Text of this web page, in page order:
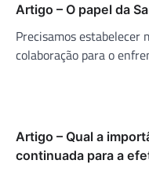
Artigo – O papel da
Precisamos estabelecer
colaboração para o
Artigo – Qual a
continuada para a